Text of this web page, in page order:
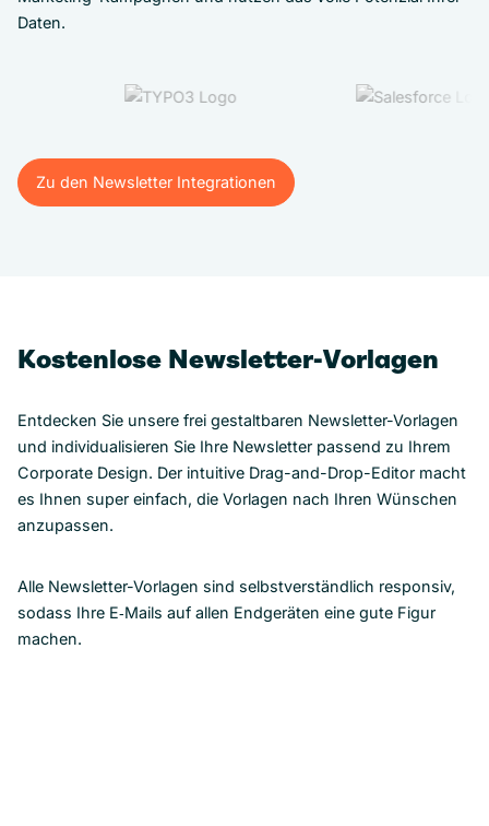
Daten.
Zu den Newsletter Integrationen
Zu den Newsletter Integrationen
Kostenlose Newsletter-Vorlagen
Entdecken Sie unsere frei gestaltbaren Newsletter-Vorlagen
und individualisieren Sie Ihre Newsletter passend zu Ihrem
Corporate Design. Der intuitive Drag-and-Drop-Editor macht
es Ihnen super einfach, die Vorlagen nach Ihren Wünschen
anzupassen.
Alle Newsletter-Vorlagen sind selbstverständlich responsiv,
sodass Ihre E‑Mails auf allen Endgeräten eine gute Figur
machen.